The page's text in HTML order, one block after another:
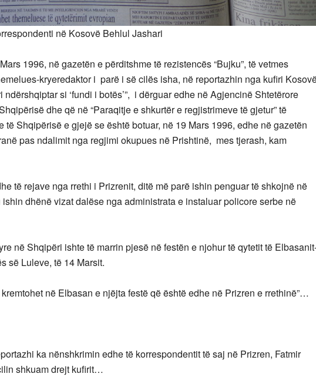
në Kosovë Behlul Jashari
1996, në gazetën e përditshme të rezistencës “Bujku”, të vetmes
kryeredaktor i parë i së cilës isha, në reportazhin nga kufiri
ndërshqiptar si ‘fundi i botës’”, i dërguar edhe në Agjencinë Shtetërore
dhe që në “Paraqitje e shkurtër e regjistrimeve të gjetur” të
të Shqipërisë e gjejë se është botuar, në 19 Mars 1996, edhe në gazetën
pas ndalimit nga regjimi okupues në Prishtinë, mes tjerash, kam
të rejave nga rrethi i Prizrenit, ditë më parë ishin penguar të shkojnë në
dhënë vizat dalëse nga administrata e instaluar policore serbe në
në Shqipëri ishte të marrin pjesë në festën e njohur të qytetit të
së Luleve, të 14 Marsit.
në Elbasan e njëjta festë që është edhe në Prizren e rrethinë”…
ka nënshkrimin edhe të korrespondentit të saj në Prizren, Fatmir
shkuam drejt kufirit…